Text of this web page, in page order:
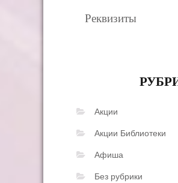
Реквизиты
Акции
Акции Библиотеки
Афиша
Без рубрики